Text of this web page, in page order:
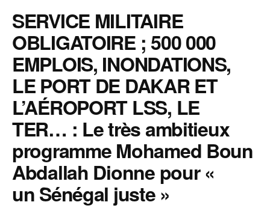
SERVICE MILITAIRE
OBLIGATOIRE ; 500 000
EMPLOIS, INONDATIONS,
LE PORT DE DAKAR ET
L’AÉROPORT LSS, LE
TER… : Le très ambitieux
programme Mohamed Boun
Abdallah Dionne pour «
un Sénégal juste »